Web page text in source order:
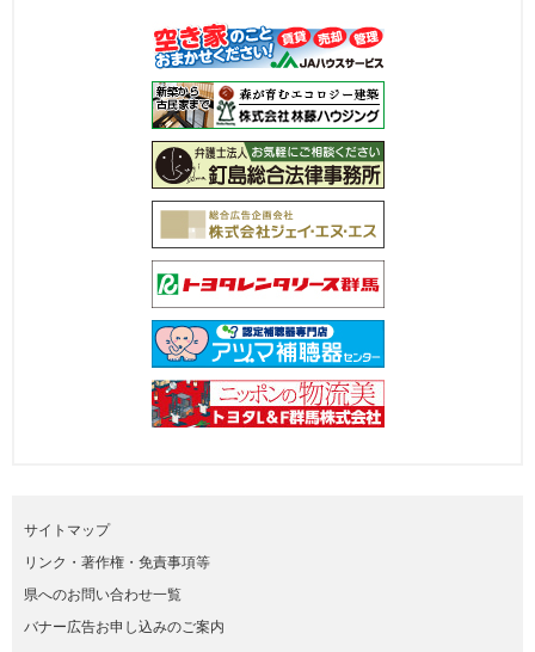
サイトマップ
リンク・著作権・免責事項等
県へのお問い合わせ一覧
バナー広告お申し込みのご案内